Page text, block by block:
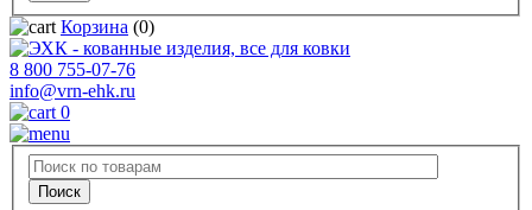
Корзина (0)
8 800 755-07-76
info@vrn-ehk.ru
0